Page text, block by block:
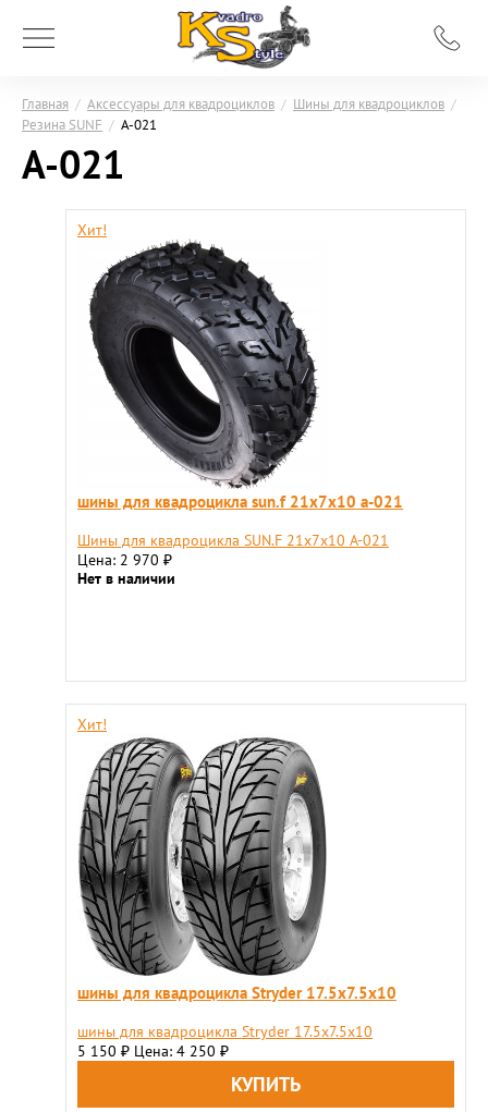
Главная / Аксессуары для квадроциклов / Шины для квадроциклов /
Резина SUNF / A-021
A-021
Хит!
шины для квадроцикла sun.f 21х7х10 а-021
Шины для квадроцикла SUN.F 21х7х10 А-021
Цена: 2 970 ₽
Нет в наличии
Хит!
шины для квадроцикла Stryder 17.5х7.5х10
шины для квадроцикла Stryder 17.5х7.5х10
5 150 ₽ Цена: 4 250 ₽